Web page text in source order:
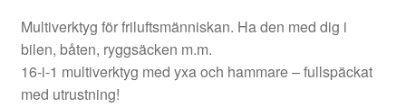
Multiverktyg för friluftsmänniskan. Ha den med dig i
bilen, båten, ryggsäcken m.m.
16-i-1 multiverktyg med yxa och hammare – fullspäckat
med utrustning!